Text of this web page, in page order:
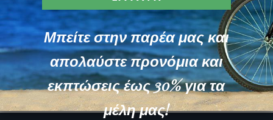
Μπείτε στην παρέα μας και
απολαύστε προνόμια και
εκπτώσεις έως 30% για τα
μέλη μας!